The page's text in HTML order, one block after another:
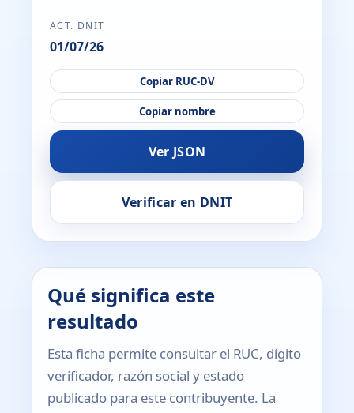
ACT. DNIT
01/07/26
Copiar RUC-DV
Copiar nombre
Ver JSON
Verificar en DNIT
Qué significa este
resultado
Esta ficha permite consultar el RUC, dígito
verificador, razón social y estado
publicado para este contribuyente. La